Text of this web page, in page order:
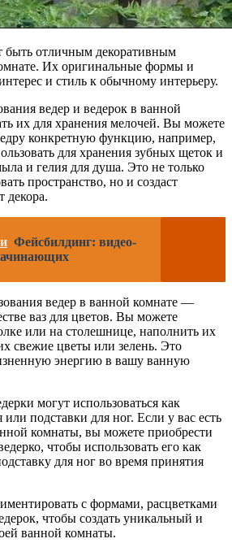
быть отличным декоративным
Их оригинальные формы и
и стиль к обычному интерьеру.
ведер и ведерок в ванной
их для хранения мелочей. Вы можете
конкретную функцию, например,
для хранения зубных щеток и
и гелия для душа. Это не только
пространство, но и создаст
декора.
Фейсбилдинг: видео-
ведер в ванной комнате —
ваз для цветов. Вы можете
или на столешнице, наполнить их
свежие цветы или зелень. Это
энергию в вашу ванную
могут использоваться как
подставки для ног. Если у вас есть
комнаты, вы можете приобрести
чтобы использовать его как
для ног во время принятия
с формами, расцветками
чтобы создать уникальный и
ванной комнаты.